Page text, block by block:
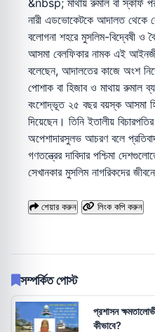
নারী এডভোকেটকে আদালত থেকে
বলোগনা শহরে মুসলিম-বিদ্বেষী
আসমা বেলফিকার নামক এই
বলেছেন, আদালতের কাজে অংশ
পোশাক বা হিজাব ও মাথায় রুমাল
বংশোদ্ভূত ২৫ বছর বয়স্ক আসমা
দিয়েছেন। তিনি ইতালীয়
অপেশাদারসুলভ আচরণ বলে
গণতন্ত্রের দাবিদার পশ্চিমা
সেখানকার মুসলিম নাগরিকদের
শেয়ার করুন লিংক কপি করুন
সম্পর্কিত পোস্ট
প্রশাসন
কীভাবে?